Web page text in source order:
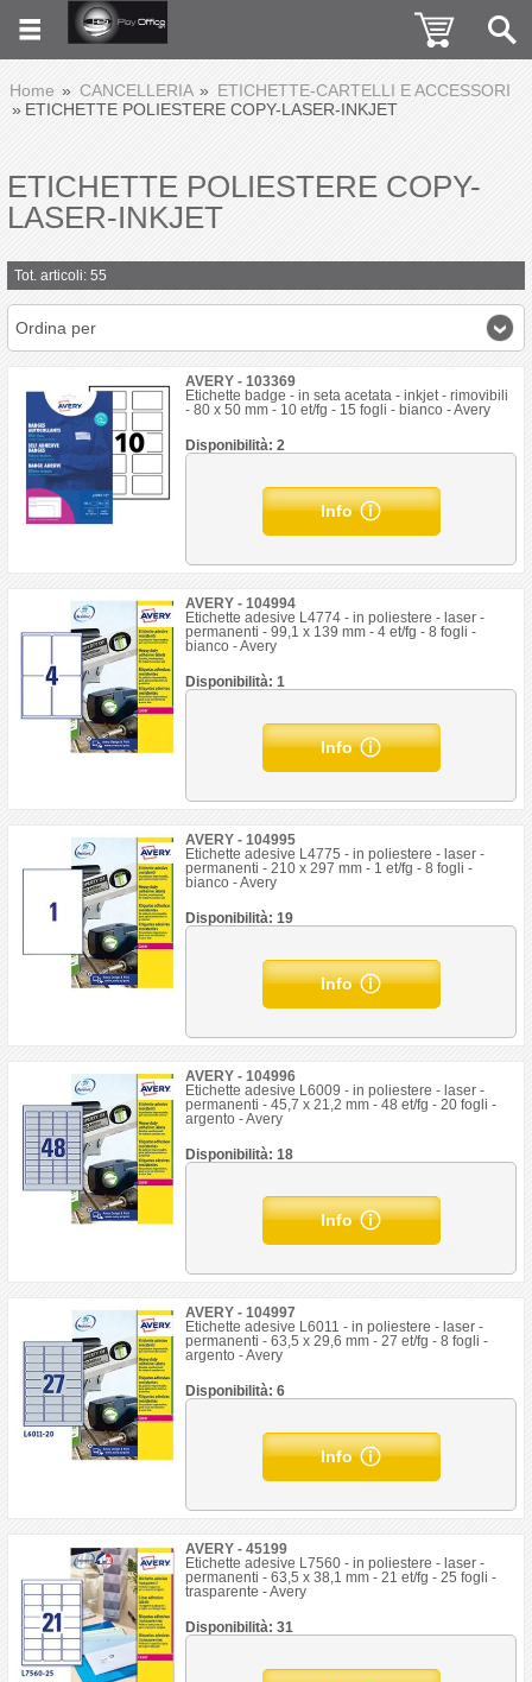
Home CANCELLERIA
ETICHETTE-CARTELLI E ACCESSORI
ETICHETTE POLIESTERE COPY-LASER-INKJET
ETICHETTE POLIESTERE COPY-
LASER-INKJET
Tot. articoli: 55
Ordina per
AVERY - 103369
Etichette badge - in seta acetata - inkjet - rimovibili
- 80 x 50 mm - 10 et/fg - 15 fogli - bianco - Avery
Disponibilità: 2
Info
AVERY - 104994
Etichette adesive L4774 - in poliestere - laser -
permanenti - 99,1 x 139 mm - 4 et/fg - 8 fogli -
bianco - Avery
Disponibilità: 1
Info
AVERY - 104995
Etichette adesive L4775 - in poliestere - laser -
permanenti - 210 x 297 mm - 1 et/fg - 8 fogli -
bianco - Avery
Disponibilità: 19
Info
AVERY - 104996
Etichette adesive L6009 - in poliestere - laser -
permanenti - 45,7 x 21,2 mm - 48 et/fg - 20 fogli -
argento - Avery
Disponibilità: 18
Info
AVERY - 104997
Etichette adesive L6011 - in poliestere - laser -
permanenti - 63,5 x 29,6 mm - 27 et/fg - 8 fogli -
argento - Avery
Disponibilità: 6
Info
AVERY - 45199
Etichette adesive L7560 - in poliestere - laser -
permanenti - 63,5 x 38,1 mm - 21 et/fg - 25 fogli -
trasparente - Avery
Disponibilità: 31